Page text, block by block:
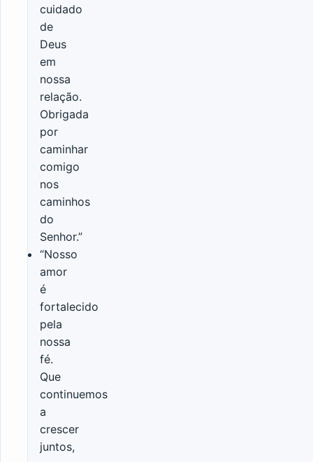
cuidado
de
Deus
em
nossa
relação.
Obrigada
por
caminhar
comigo
nos
caminhos
do
Senhor.”
“Nosso
amor
é
fortalecido
pela
nossa
fé.
Que
continuemos
a
crescer
juntos,